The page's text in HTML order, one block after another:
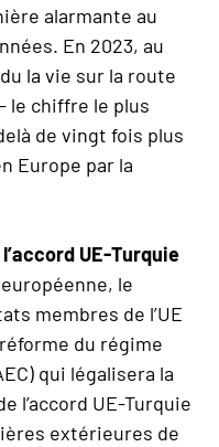
alarmante au
En 2023, au
la vie sur la route
le chiffre le plus
de vingt fois plus
Europe par la
UE-Turquie
le
membres de l’UE
du régime
qui légalisera la
l’accord UE-Turquie
extérieures de